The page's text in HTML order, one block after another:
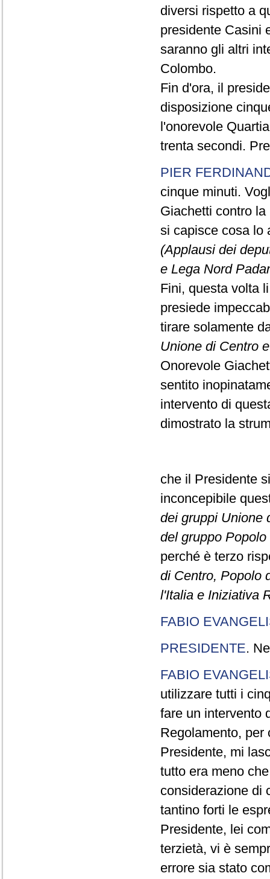
diversi rispetto a
presidente Casini
saranno gli altri
Colombo.
Fin d'ora, il
disposizione
l'onorevole
trenta secondi.
PIER
cinque minuti.
Giachetti contro
si capisce cosa lo
(Applausi dei
e Lega Nord
Fini, questa volta
presiede
tirare solamente
Unione di Centro
Onorevole
sentito
intervento di
dimostrato la
che il Presidente
inconcepibile
dei gruppi Unione
del gruppo
perché è terzo
di Centro, Popolo
l'Italia e Iniziativa
FABIO
PRESIDENTE.
FABIO
utilizzare tutti i
fare un intervento
Regolamento, per
Presidente, mi
tutto era meno
considerazione di
tantino forti le
Presidente, lei
terzietà, vi è
errore sia stato